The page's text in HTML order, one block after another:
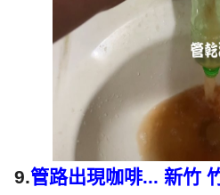
是咖啡色，地下水含有氧化
垢，洗出來的水會跟石油
水，是因為裡面有銅的物質
色的水，是因
9.管路出現咖啡... 新竹